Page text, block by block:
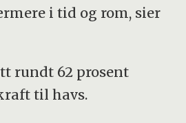
i tid og rom, sier
rundt 62 prosent
til havs.